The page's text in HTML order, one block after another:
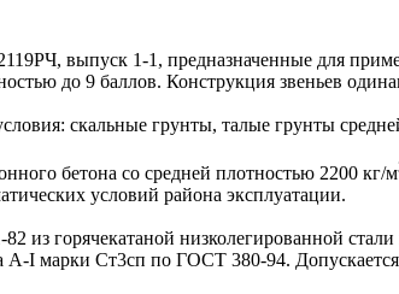
выпуск 1-1, предназначенные для
до 9 баллов. Конструкция звеньев
скальные грунты, талые грунты
бетона со средней плотностью 2200 кг/м
условий района эксплуатации.
из горячекатаной низколегированной
A-I марки Ст3сп по ГОСТ 380-94.